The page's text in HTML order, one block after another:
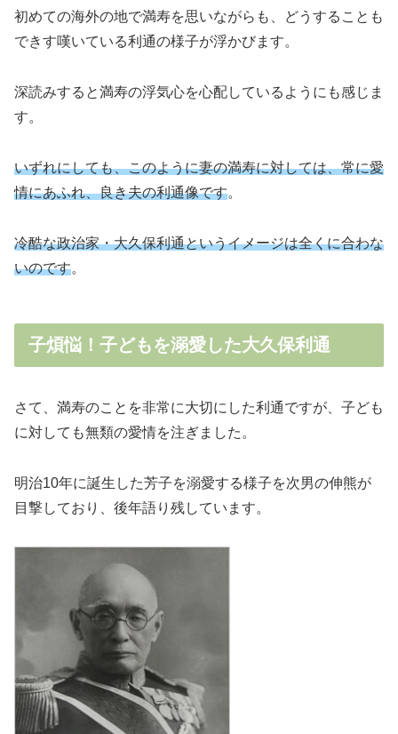
初めての海外の地で満寿を思いながらも、どうすることも
できす嘆いている利通の様子が浮かびます。
深読みすると満寿の浮気心を心配しているようにも感じま
す。
いずれにしても、このように妻の満寿に対しては、常に愛
情にあふれ、良き夫の利通像です。
冷酷な政治家・大久保利通というイメージは全くに合わな
いのです。
子煩悩！子どもを溺愛した大久保利通
さて、満寿のことを非常に大切にした利通ですが、子ども
に対しても無類の愛情を注ぎました。
明治10年に誕生した芳子を溺愛する様子を次男の伸熊が
目撃しており、後年語り残しています。